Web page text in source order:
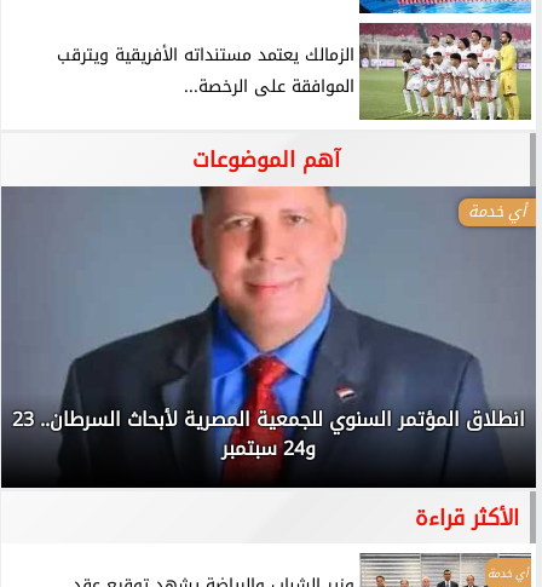
الزمالك يعتمد مستنداته الأفريقية ويترقب
الموافقة على الرخصة...
آهم الموضوعات
أي خدمة
انطلاق المؤتمر السنوي للجمعية المصرية لأبحاث السرطان.. 23
و24 سبتمبر
الأكثر قراءة
أي خدمة